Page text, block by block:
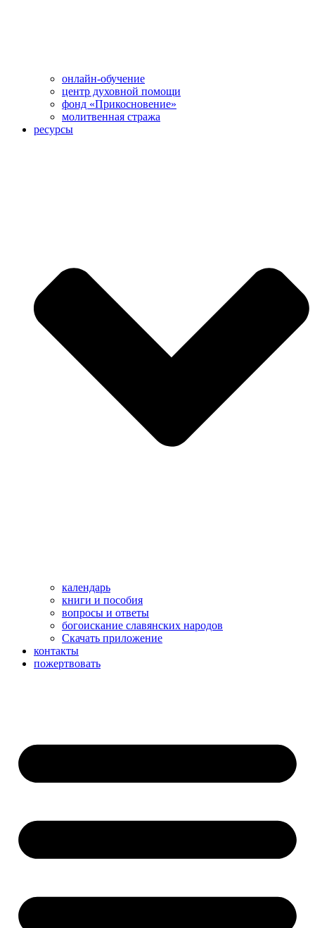
онлайн-обучение
центр духовной помощи
фонд «Прикосновение»
молитвенная стража
ресурсы
календарь
книги и пособия
вопросы и ответы
богоискание славянских народов
Скачать приложение
контакты
пожертвовать